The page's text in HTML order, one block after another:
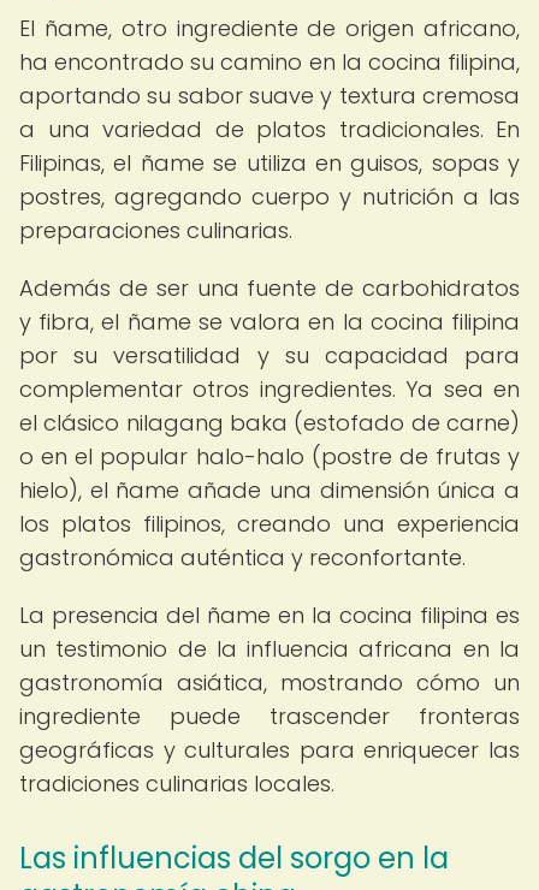
El ñame, otro ingrediente de origen africano,
ha encontrado su camino en la cocina filipina,
aportando su sabor suave y textura cremosa
a una variedad de platos tradicionales. En
Filipinas, el ñame se utiliza en guisos, sopas y
postres, agregando cuerpo y nutrición a las
preparaciones culinarias.
Además de ser una fuente de carbohidratos
y fibra, el ñame se valora en la cocina filipina
por su versatilidad y su capacidad para
complementar otros ingredientes. Ya sea en
el clásico nilagang baka (estofado de carne)
o en el popular halo-halo (postre de frutas y
hielo), el ñame añade una dimensión única a
los platos filipinos, creando una experiencia
gastronómica auténtica y reconfortante.
La presencia del ñame en la cocina filipina es
un testimonio de la influencia africana en la
gastronomía asiática, mostrando cómo un
ingrediente puede trascender fronteras
geográficas y culturales para enriquecer las
tradiciones culinarias locales.
Las influencias del sorgo en la